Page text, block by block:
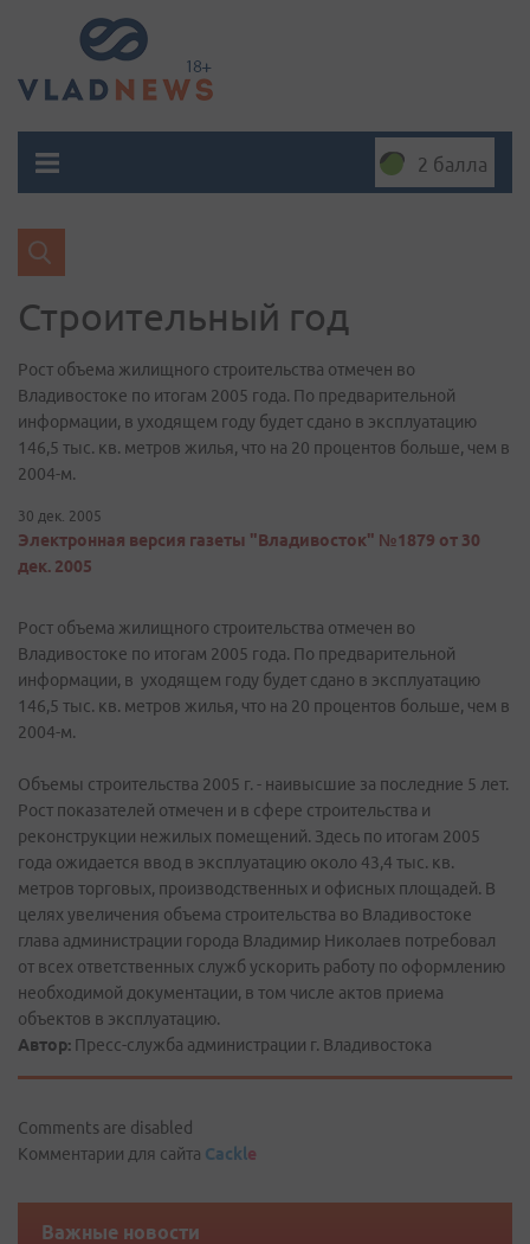
2 балла
Строительный год
Рост объема жилищного строительства отмечен во
Владивостоке по итогам 2005 года. По предварительной
информации, в уходящем году будет сдано в эксплуатацию
146,5 тыс. кв. метров жилья, что на 20 процентов больше, чем в
2004-м.
30 дек. 2005
Электронная версия газеты "Владивосток" №1879 от 30
дек. 2005
Рост объема жилищного строительства отмечен во
Владивостоке по итогам 2005 года. По предварительной
информации, в уходящем году будет сдано в эксплуатацию
146,5 тыс. кв. метров жилья, что на 20 процентов больше, чем в
2004-м.
Объемы строительства 2005 г. - наивысшие за последние 5 лет.
Рост показателей отмечен и в сфере строительства и
реконструкции нежилых помещений. Здесь по итогам 2005
года ожидается ввод в эксплуатацию около 43,4 тыс. кв.
метров торговых, производственных и офисных площадей. В
целях увеличения объема строительства во Владивостоке
глава администрации города Владимир Николаев потребовал
от всех ответственных служб ускорить работу по оформлению
необходимой документации, в том числе актов приема
объектов в эксплуатацию.
Автор: Пресс-служба администрации г. Владивостока
Comments are disabled
Комментарии для сайта Cackle
Важные новости